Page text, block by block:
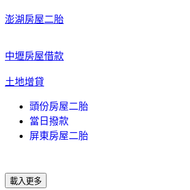
澎湖房屋二胎
中壢房屋借款
土地增貸
頭份房屋二胎
當日撥款
屏東房屋二胎
載入更多